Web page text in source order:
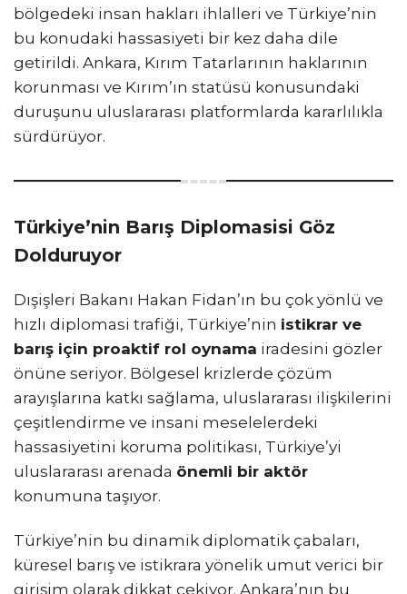
bölgedeki insan hakları ihlalleri ve Türkiye’nin
bu konudaki hassasiyeti bir kez daha dile
getirildi. Ankara, Kırım Tatarlarının haklarının
korunması ve Kırım’ın statüsü konusundaki
duruşunu uluslararası platformlarda kararlılıkla
sürdürüyor.
Türkiye’nin Barış Diplomasisi Göz
Dolduruyor
Dışişleri Bakanı Hakan Fidan’ın bu çok yönlü ve
hızlı diplomasi trafiği, Türkiye’nin istikrar ve
barış için proaktif rol oynama iradesini gözler
önüne seriyor. Bölgesel krizlerde çözüm
arayışlarına katkı sağlama, uluslararası ilişkilerini
çeşitlendirme ve insani meselelerdeki
hassasiyetini koruma politikası, Türkiye’yi
uluslararası arenada önemli bir aktör
konumuna taşıyor.
Türkiye’nin bu dinamik diplomatik çabaları,
küresel barış ve istikrara yönelik umut verici bir
girişim olarak dikkat çekiyor. Ankara’nın bu